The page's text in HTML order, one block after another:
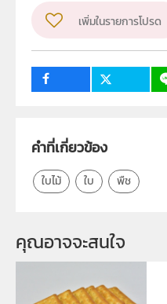
วิชา
กลุ่มเป้าหมาย
เพิ่มในรายการโปรด
คำที่เกี่ยวข้อง
ใบไม้ ใบ พืช
คุณอาจจะสนใจ